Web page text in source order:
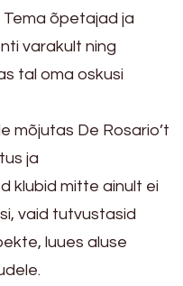
õpetajad ja
varakult ning
tal oma oskusi
mõjutas De Rosario’t
ja
klubid mitte ainult ei
vaid tutvustasid
luues aluse